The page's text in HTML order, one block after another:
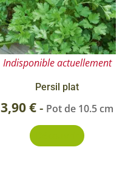
Indisponible actuellement
Persil plat
3,90€- Pot de 10.5 cm